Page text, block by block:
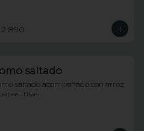
saltado
saltado acompañado con arroz
fritas